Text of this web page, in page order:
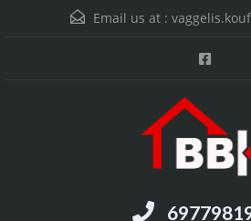
Email us at :